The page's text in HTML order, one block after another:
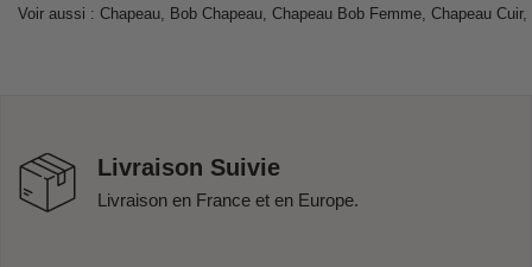
Voir aussi : Chapeau Bob Chapeau Chapeau Bob Femme Chapeau Cuir,
Livraison Suivie
Livraison en France et en Europe.